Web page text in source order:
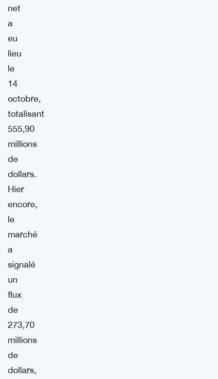
net
a
eu
lieu
le
14
octobre,
totalisant
555,90
millions
de
dollars.
Hier
encore,
le
marché
a
signalé
un
flux
de
273,70
millions
de
dollars,